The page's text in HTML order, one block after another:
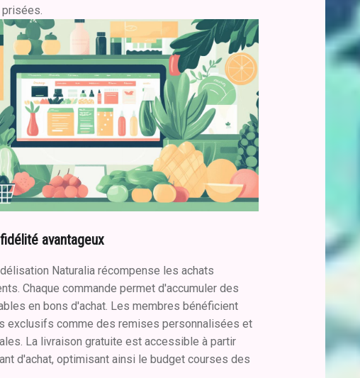
avantageux
Naturalia récompense les achats
Chaque commande permet d'accumuler des
en bons d'achat. Les membres bénéficient
exclusifs comme des remises personnalisées et
La livraison gratuite est accessible à partir
d'achat, optimisant ainsi le budget courses des